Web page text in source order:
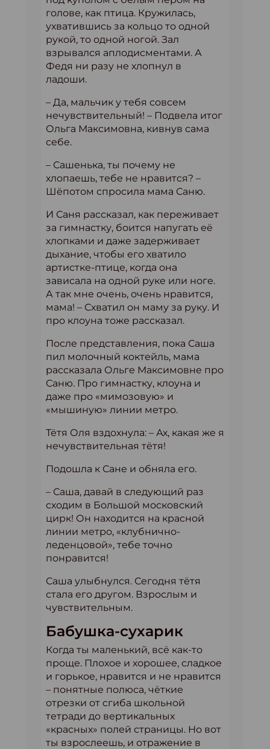
голове, как птица. Кружилась,
ухватившись за кольцо то одной
рукой, то одной ногой. Зал
взрывался аплодисментами. А
Федя ни разу не хлопнул в
ладоши.
– Да, мальчик у тебя совсем
нечувствительный! – Подвела итог
Ольга Максимовна, кивнув сама
себе.
– Сашенька, ты почему не
хлопаешь, тебе не нравится? –
Шёпотом спросила мама Саню.
И Саня рассказал, как переживает
за гимнастку, боится напугать её
хлопками и даже задерживает
дыхание, чтобы его хватило
артистке-птице, когда она
зависала на одной руке или ноге.
А так мне очень, очень нравится,
мама! – Схватил он маму за руку. И
про клоуна тоже рассказал.
После представления, пока Саша
пил молочный коктейль, мама
рассказала Ольге Максимовне про
Саню. Про гимнастку, клоуна и
даже про «мимозовую» и
«мышиную» линии метро.
Тётя Оля вздохнула: – Ах, какая же я
нечувствительная тётя!
Подошла к Сане и обняла его.
– Саша, давай в следующий раз
сходим в Большой московский
цирк! Он находится на красной
линии метро, «клубнично-
леденцовой», тебе точно
понравится!
Саша улыбнулся. Сегодня тётя
стала его другом. Взрослым и
чувствительным.
Бабушка-сухарик
Когда ты маленький, всё как-то
проще. Плохое и хорошее, сладкое
и горькое, нравится и не нравится
– понятные полюса, чёткие
отрезки от сгиба школьной
тетради до вертикальных
«красных» полей страницы. Но вот
ты взрослеешь, и отражение в